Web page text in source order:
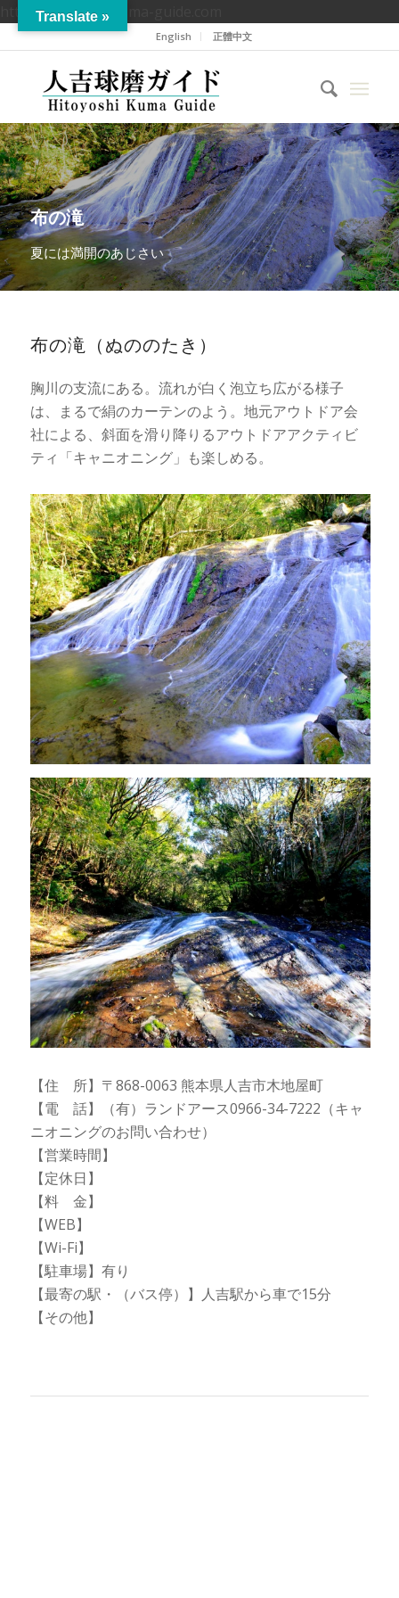
https://hitoyoshikuma-guide.com
English 正體中文
布の滝
夏には満開のあじさい
布の滝（ぬののたき）
胸川の支流にある。流れが白く泡立ち広がる様子
は、まるで絹のカーテンのよう。地元アウトドア会
社による、斜面を滑り降りるアウトドアアクティビ
ティ「キャニオニング」も楽しめる。
【住 所】〒868-0063 熊本県人吉市木地屋町
【電 話】（有）ランドアース0966-34-7222（キャ
ニオニングのお問い合わせ）
【営業時間】
【定休日】
【料 金】
【WEB】
【Wi-Fi】
【駐車場】有り
【最寄の駅・（バス停）】人吉駅から車で15分
【その他】
Translate »